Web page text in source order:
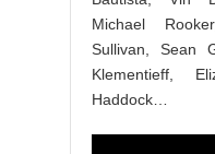
Michael
Sullivan, Sean
Klementieff,
Haddock…